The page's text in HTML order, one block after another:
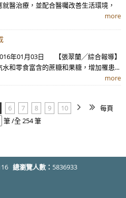
醫治療，並配合醫囑改善生活環境，
more
年01月03日 【張翠蘭╱綜合報導】
和零食富含的蔗糖和果糖，增加罹患...
more
6 7 8 9 10
每頁
筆 /全 254 筆
總瀏覽人數： 5836933